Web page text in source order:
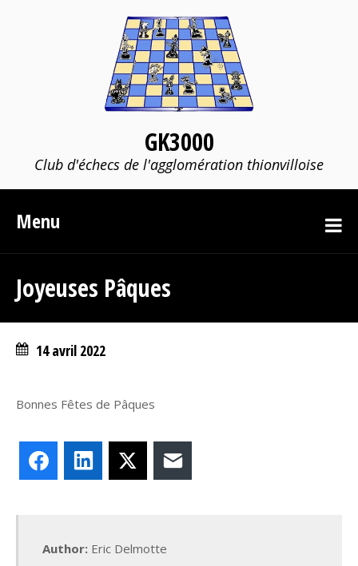
GK3000
Club d'échecs de l'agglomération thionvilloise
Menu
Joyeuses Pâques
14 avril 2022
Bonnes Fêtes de Pâques
FacebookLinkedIn
Author: Eric Delmotte